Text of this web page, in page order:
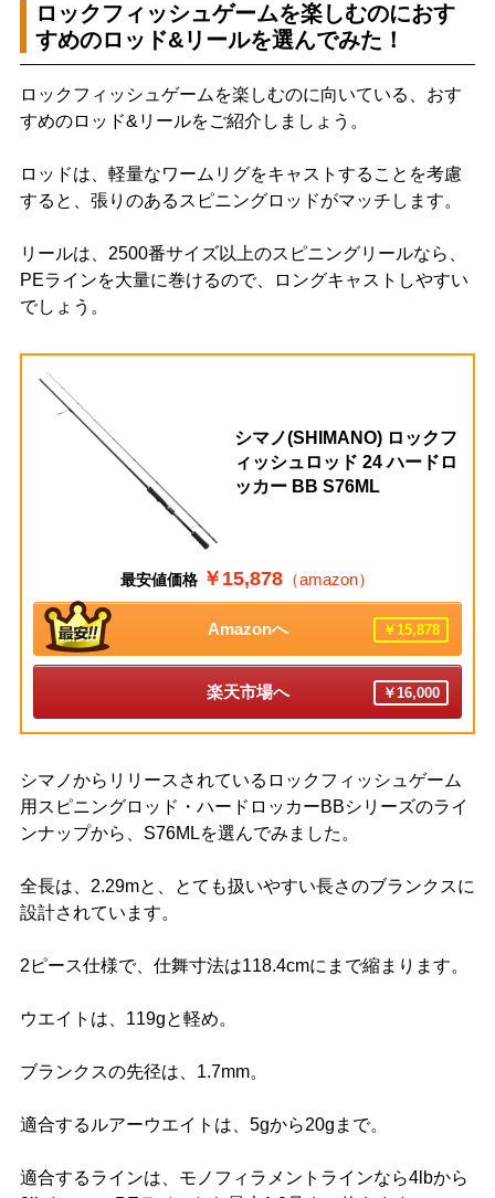
ロックフィッシュゲームを楽しむのにおす
すめのロッド&リールを選んでみた！
ロックフィッシュゲームを楽しむのに向いている、おす
すめのロッド&リールをご紹介しましょう。
ロッドは、軽量なワームリグをキャストすることを考慮
すると、張りのあるスピニングロッドがマッチします。
リールは、2500番サイズ以上のスピニングリールなら、
PEラインを大量に巻けるので、ロングキャストしやすい
でしょう。
シマノ(SHIMANO) ロックフ
ィッシュロッド 24 ハードロ
ッカー BB S76ML
最安値価格 ￥15,878 （amazon）
Amazonへ ￥15,878
楽天市場へ ￥16,000
シマノからリリースされているロックフィッシュゲーム
用スピニングロッド・ハードロッカーBBシリーズのライ
ンナップから、S76MLを選んでみました。
全長は、2.29mと、とても扱いやすい長さのブランクスに
設計されています。
2ピース仕様で、仕舞寸法は118.4cmにまで縮まります。
ウエイトは、119gと軽め。
ブランクスの先径は、1.7mm。
適合するルアーウエイトは、5gから20gまで。
適合するラインは、モノフィラメントラインなら4lbから